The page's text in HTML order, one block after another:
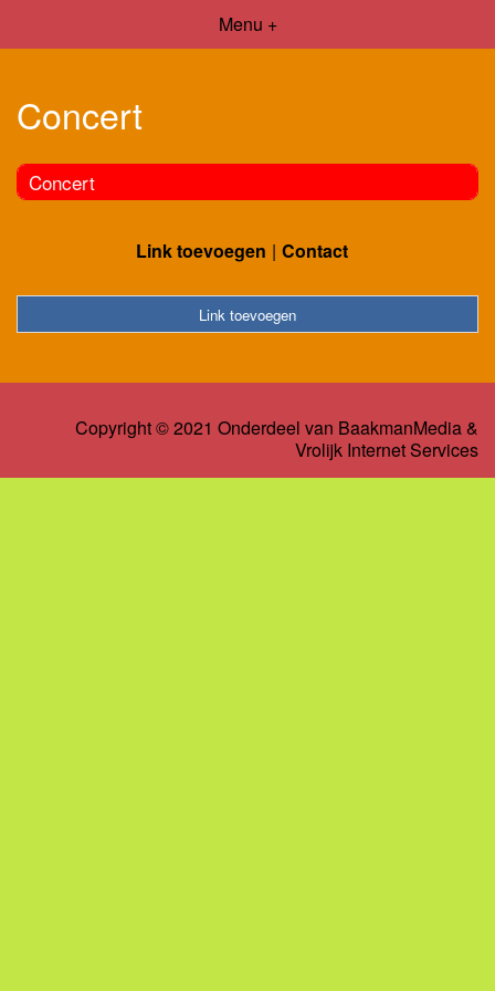
Menu +
Concert
Concert
Link toevoegen Contact
Link toevoegen
Copyright © 2021 Onderdeel van BaakmanMedia&
Vrolijk Internet Services